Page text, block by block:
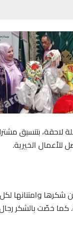
لاحقة، بتنسيق
للأعمال الخيرية.
شكرها وامتنانها
خصّت بالشكر